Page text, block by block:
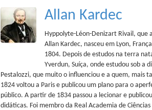
Allan Kardec
Hyppolyte-Léon-Denizart Rivail, que
Allan Kardec, nasceu em Lyon,
1804. Depois de estudos na terra
Yverdun, Suíça, onde estudou sob a
Pestalozzi, que muito o influenciou e a quem, mais
1824 voltou a Paris e publicou um plano para o
público. A partir de 1834 passou a lecionar e
didáticas. Foi membro da Real Academia de